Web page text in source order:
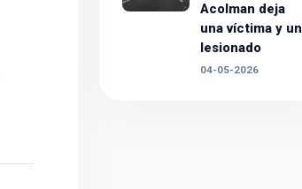
Acolman deja
una víctima y un
lesionado
04-05-2026